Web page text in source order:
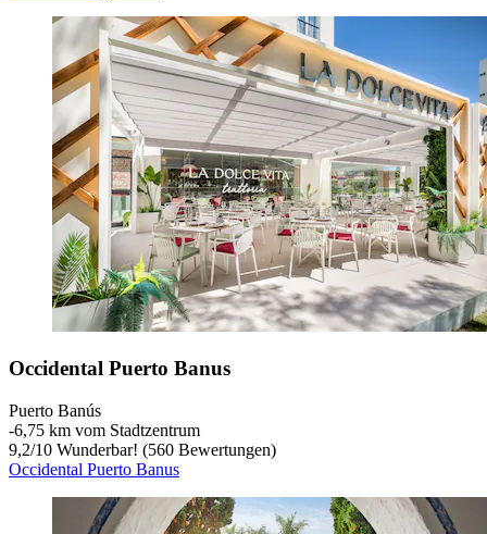
Occidental Puerto Banus
Puerto Banús
‐6,75 km vom Stadtzentrum
9,2/10 Wunderbar! (560 Bewertungen)
Occidental Puerto Banus